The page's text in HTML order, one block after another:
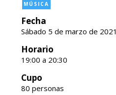
MÚSICA
Fecha
Sábado 5 de marzo de 2021
Horario
19:00 a 20:30
Cupo
80 personas